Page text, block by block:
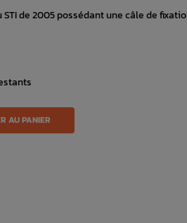
de 2005 possédant une câle de
AU PANIER